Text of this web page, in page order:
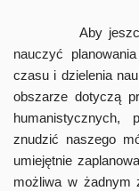
Aby jeszcze te
nauczyć
czasu i dzielenia
obszarze dotyczą
znudzić naszego
umiejętnie
możliwa w żadnym